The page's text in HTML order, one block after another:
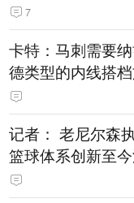
7
卡特：马刺需要纳
德类型的内线搭
记者： 老尼尔森
篮球体系创新至